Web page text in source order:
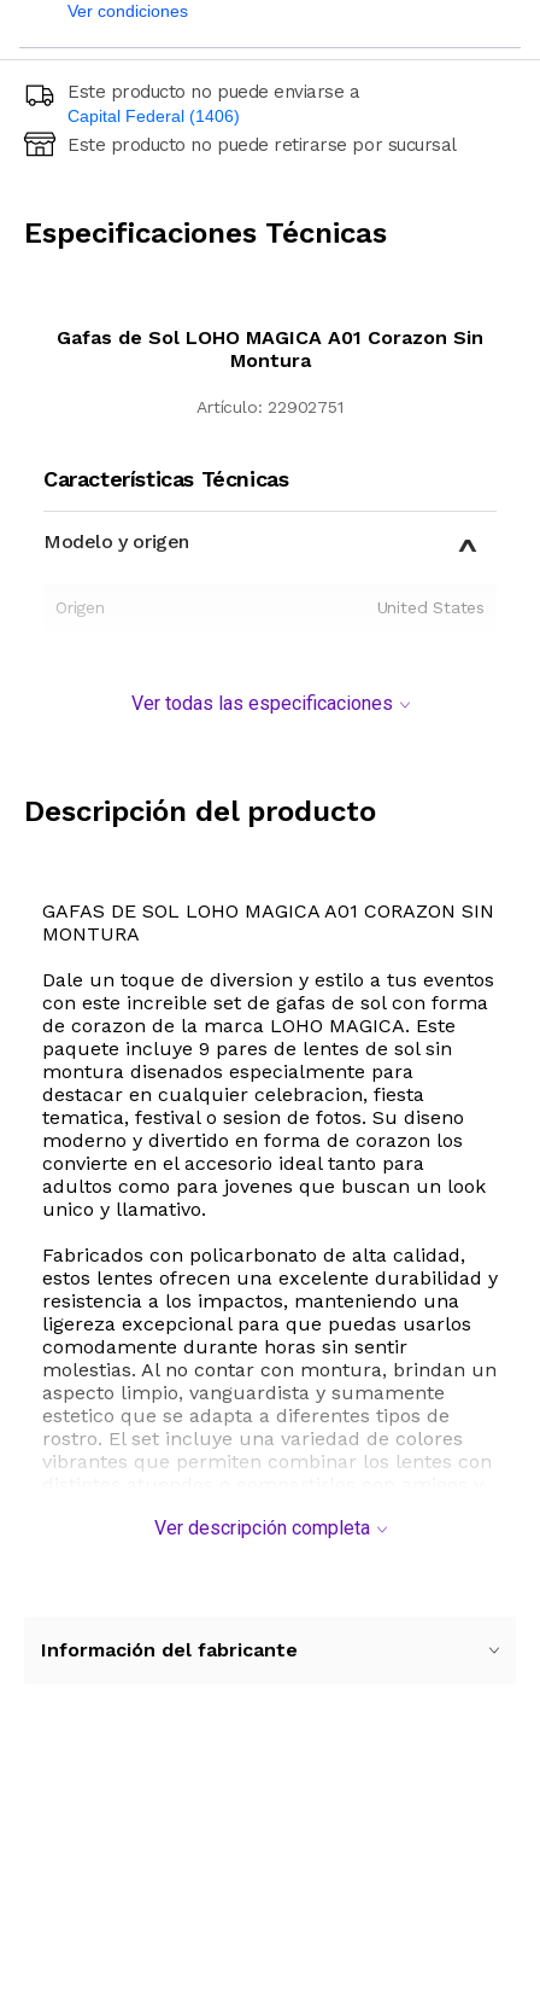
Ver condiciones
Este producto no puede enviarse a
Capital Federal (1406)
Ingresá código postal (sólo números)
Este producto no puede retirarse por sucursal
Especificaciones Técnicas
Gafas de Sol LOHO MAGICA A01 Corazon Sin
Montura
Artículo: 22902751
Características Técnicas
Modelo y origen
Origen United States
Ver todas las especificaciones
Descripción del producto
GAFAS DE SOL LOHO MAGICA A01 CORAZON SIN
MONTURA
Dale un toque de diversion y estilo a tus eventos
con este increible set de gafas de sol con forma
de corazon de la marca LOHO MAGICA. Este
paquete incluye 9 pares de lentes de sol sin
montura disenados especialmente para
destacar en cualquier celebracion, fiesta
tematica, festival o sesion de fotos. Su diseno
moderno y divertido en forma de corazon los
convierte en el accesorio ideal tanto para
adultos como para jovenes que buscan un look
unico y llamativo.
Fabricados con policarbonato de alta calidad,
estos lentes ofrecen una excelente durabilidad y
resistencia a los impactos, manteniendo una
ligereza excepcional para que puedas usarlos
comodamente durante horas sin sentir
molestias. Al no contar con montura, brindan un
aspecto limpio, vanguardista y sumamente
estetico que se adapta a diferentes tipos de
rostro. El set incluye una variedad de colores
vibrantes que permiten combinar los lentes con
de ser el alma de la fiesta, estos lentes son
Ver descripción completa
Información del fabricante